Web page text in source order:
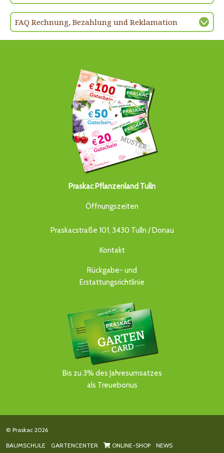
FAQ Rechnung, Bezahlung und Reklamation
Praskac Pflanzenland Tulln
Öffnungszeiten
Praskacstraße 101, 3430 Tulln / Donau
Kontakt
Rückgabe- und
Erstattungsrichtlinie
Bis zu 3% des Jahresumsatzes
als Treuebonus
© Praskac 2026
BAUMSCHULE GARTENCENTER ONLINE-SHOP
NEWS